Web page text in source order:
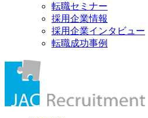
転職セミナー
採用企業情報
採用企業インタビュー
転職成功事例